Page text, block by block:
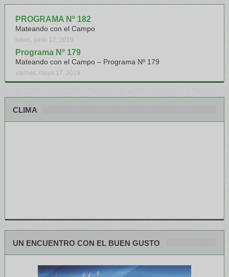
PROGRAMA Nº 182
Mateando con el Campo
lunes, junio 17, 2019
Programa Nº 179
Mateando con el Campo – Programa Nº 179
viernes, mayo 17, 2019
CLIMA
UN ENCUENTRO CON EL BUEN GUSTO